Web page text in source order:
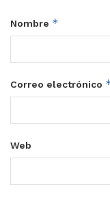
Nombre *
Correo electrónico
Web